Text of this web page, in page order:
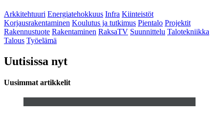
Arkkitehtuuri Energiatehokkuus Infra Kiinteistöt
Korjausrakentaminen Koulutus ja tutkimus Pientalo Projektit
Rakennustuote Rakentaminen RaksaTV Suunnittelu Talotekniikka
Talous Työelämä
Uutisissa nyt
Uusimmat artikkelit